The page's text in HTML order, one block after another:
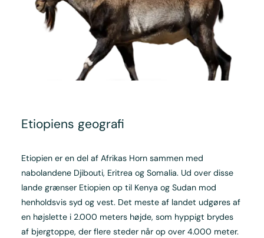
Etiopiens geografi
Etiopien er en del af Afrikas Horn sammen med
nabolandene Djibouti, Eritrea og Somalia. Ud over disse
lande grænser Etiopien op til Kenya og Sudan mod
henholdsvis syd og vest. Det meste af landet udgøres af
en højslette i 2.000 meters højde, som hyppigt brydes
af bjergtoppe, der flere steder når op over 4.000 meter.